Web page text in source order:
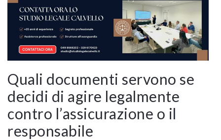
Quali documenti servono se
decidi di agire legalmente
contro l’assicurazione o il
responsabile